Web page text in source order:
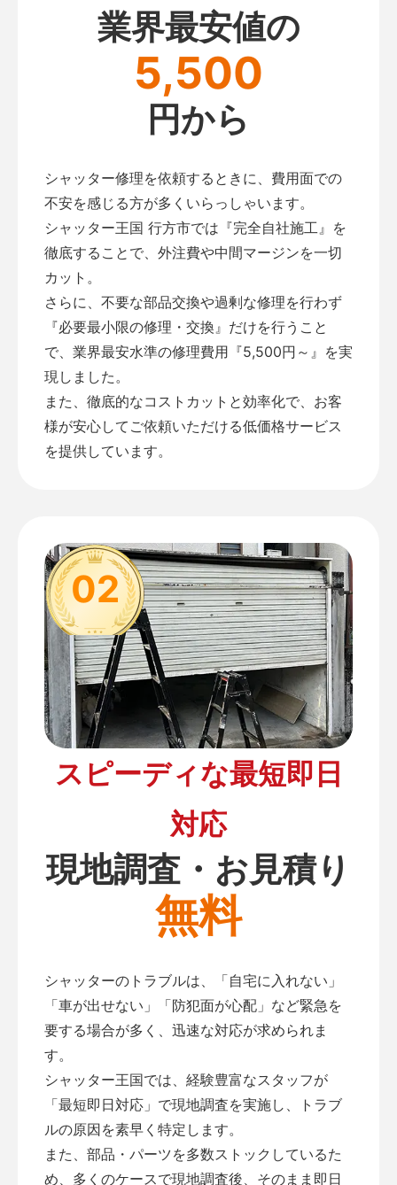
業界最安値の
5,500
円から
シャッター修理を依頼するときに、費用面での
不安を感じる方が多くいらっしゃいます。
シャッター王国 行方市では『完全自社施工』を
徹底することで、外注費や中間マージンを一切
カット。
さらに、不要な部品交換や過剰な修理を行わず
『必要最小限の修理・交換』だけを行うこと
で、業界最安水準の修理費用『5,500円～』を実
現しました。
また、徹底的なコストカットと効率化で、お客
様が安心してご依頼いただける低価格サービス
を提供しています。
02
スピーディな最短即日
対応
現地調査・お見積り
無料
シャッターのトラブルは、「自宅に入れない」
「車が出せない」「防犯面が心配」など緊急を
要する場合が多く、迅速な対応が求められま
す。
シャッター王国では、経験豊富なスタッフが
「最短即日対応」で現地調査を実施し、トラブ
ルの原因を素早く特定します。
また、部品・パーツを多数ストックしているた
め、多くのケースで現地調査後、そのまま即日